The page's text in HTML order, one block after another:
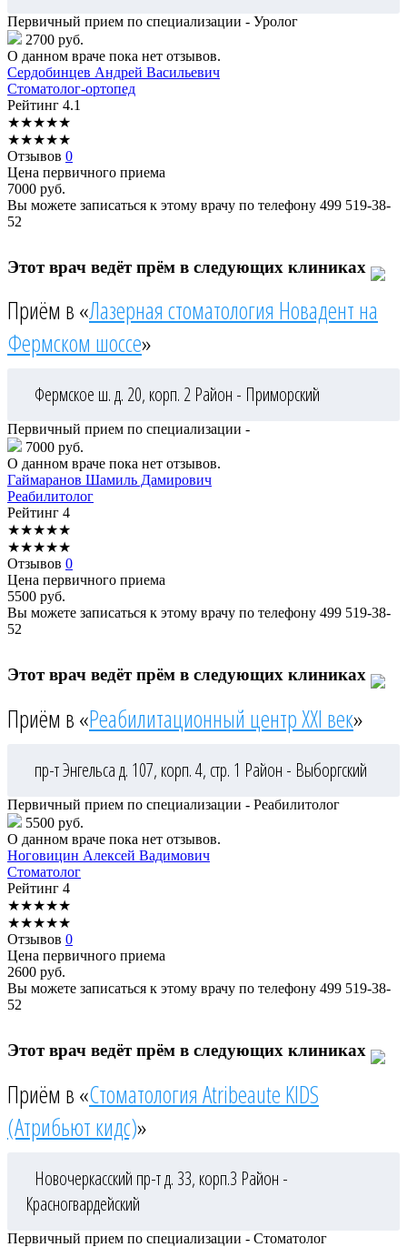
Первичный прием по специализации - Уролог
2700 руб.
О данном враче пока нет отзывов.
Сердобинцев Андрей Васильевич
Стоматолог-ортопед
Рейтинг 4.1
★★★★★
★★★★★
Отзывов 0
Цена первичного приема
7000 руб.
Вы можете записаться к этому врачу по телефону 499 519-38-
52
Этот врач ведёт прём в следующих клиниках
Приём в «Лазерная стоматология Новадент на
Фермском шоссе»
Фермское ш. д. 20, корп. 2 Район - Приморский
Первичный прием по специализации -
7000 руб.
О данном враче пока нет отзывов.
Гаймаранов Шамиль Дамирович
Реабилитолог
Рейтинг 4
★★★★★
★★★★★
Отзывов 0
Цена первичного приема
5500 руб.
Вы можете записаться к этому врачу по телефону 499 519-38-
52
Этот врач ведёт прём в следующих клиниках
Приём в «Реабилитационный центр XXI век»
пр-т Энгельса д. 107, корп. 4, стр. 1 Район - Выборгский
Первичный прием по специализации - Реабилитолог
5500 руб.
О данном враче пока нет отзывов.
Ноговицин Алексей Вадимович
Стоматолог
Рейтинг 4
★★★★★
★★★★★
Отзывов 0
Цена первичного приема
2600 руб.
Вы можете записаться к этому врачу по телефону 499 519-38-
52
Этот врач ведёт прём в следующих клиниках
Приём в «Стоматология Atribeaute KIDS
(Атрибьют кидс)»
Новочеркасский пр-т д. 33, корп.3 Район -
Красногвардейский
Первичный прием по специализации - Стоматолог